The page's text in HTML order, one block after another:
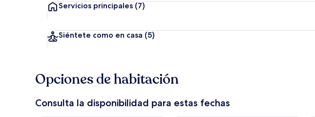
Servicios principales (7)
Siéntete como en casa (5)
Opciones de habitación
Consulta la disponibilidad para estas fechas